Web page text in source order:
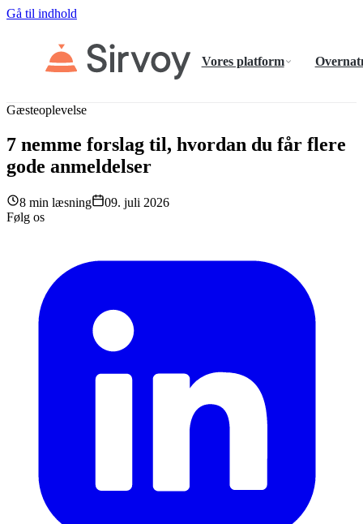
Gå til indhold
Vores platform
Gæsteoplevelse
7 nemme forslag til, hvordan du får flere
gode anmeldelser
8 min læsning
09. juli 2026
Følg os